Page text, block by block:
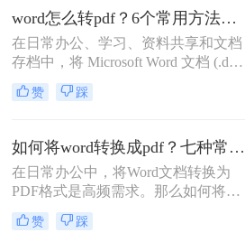
首选。而Microsoft Word则是我们创作
和编辑文档最常用的工具。因此，掌
握如何将Word文档完美地转换为
PDF，是每个现代办公人士和学生的
必备技能。
word怎么转pdf？6个常用方法详解！
在日常办公、学习、资料共享和文档
存档中，将 Microsoft Word 文档 (.doc,
.docx) 转换为 PDF (Portable Document
Format) 格式是一项非常普遍且重要的
强、排版固定、易于打印、文件大小
相对可控以及良好的安全性而广受欢
迎。那么word怎么转pdf呢？本文将详
细介绍几种最常用、最便捷的 Word
转 PDF 方法，帮助你轻松应对各种转
换场景。
赞 踩
如何将word转换成pdf？七种常用方法深度解析！
在日常办公中，将Word文档转换为
PDF格式是高频需求。那么如何将
word转换成pdf呢？本文综合七种主流
转换方式，助您根据实际需求选择最
赞 踩